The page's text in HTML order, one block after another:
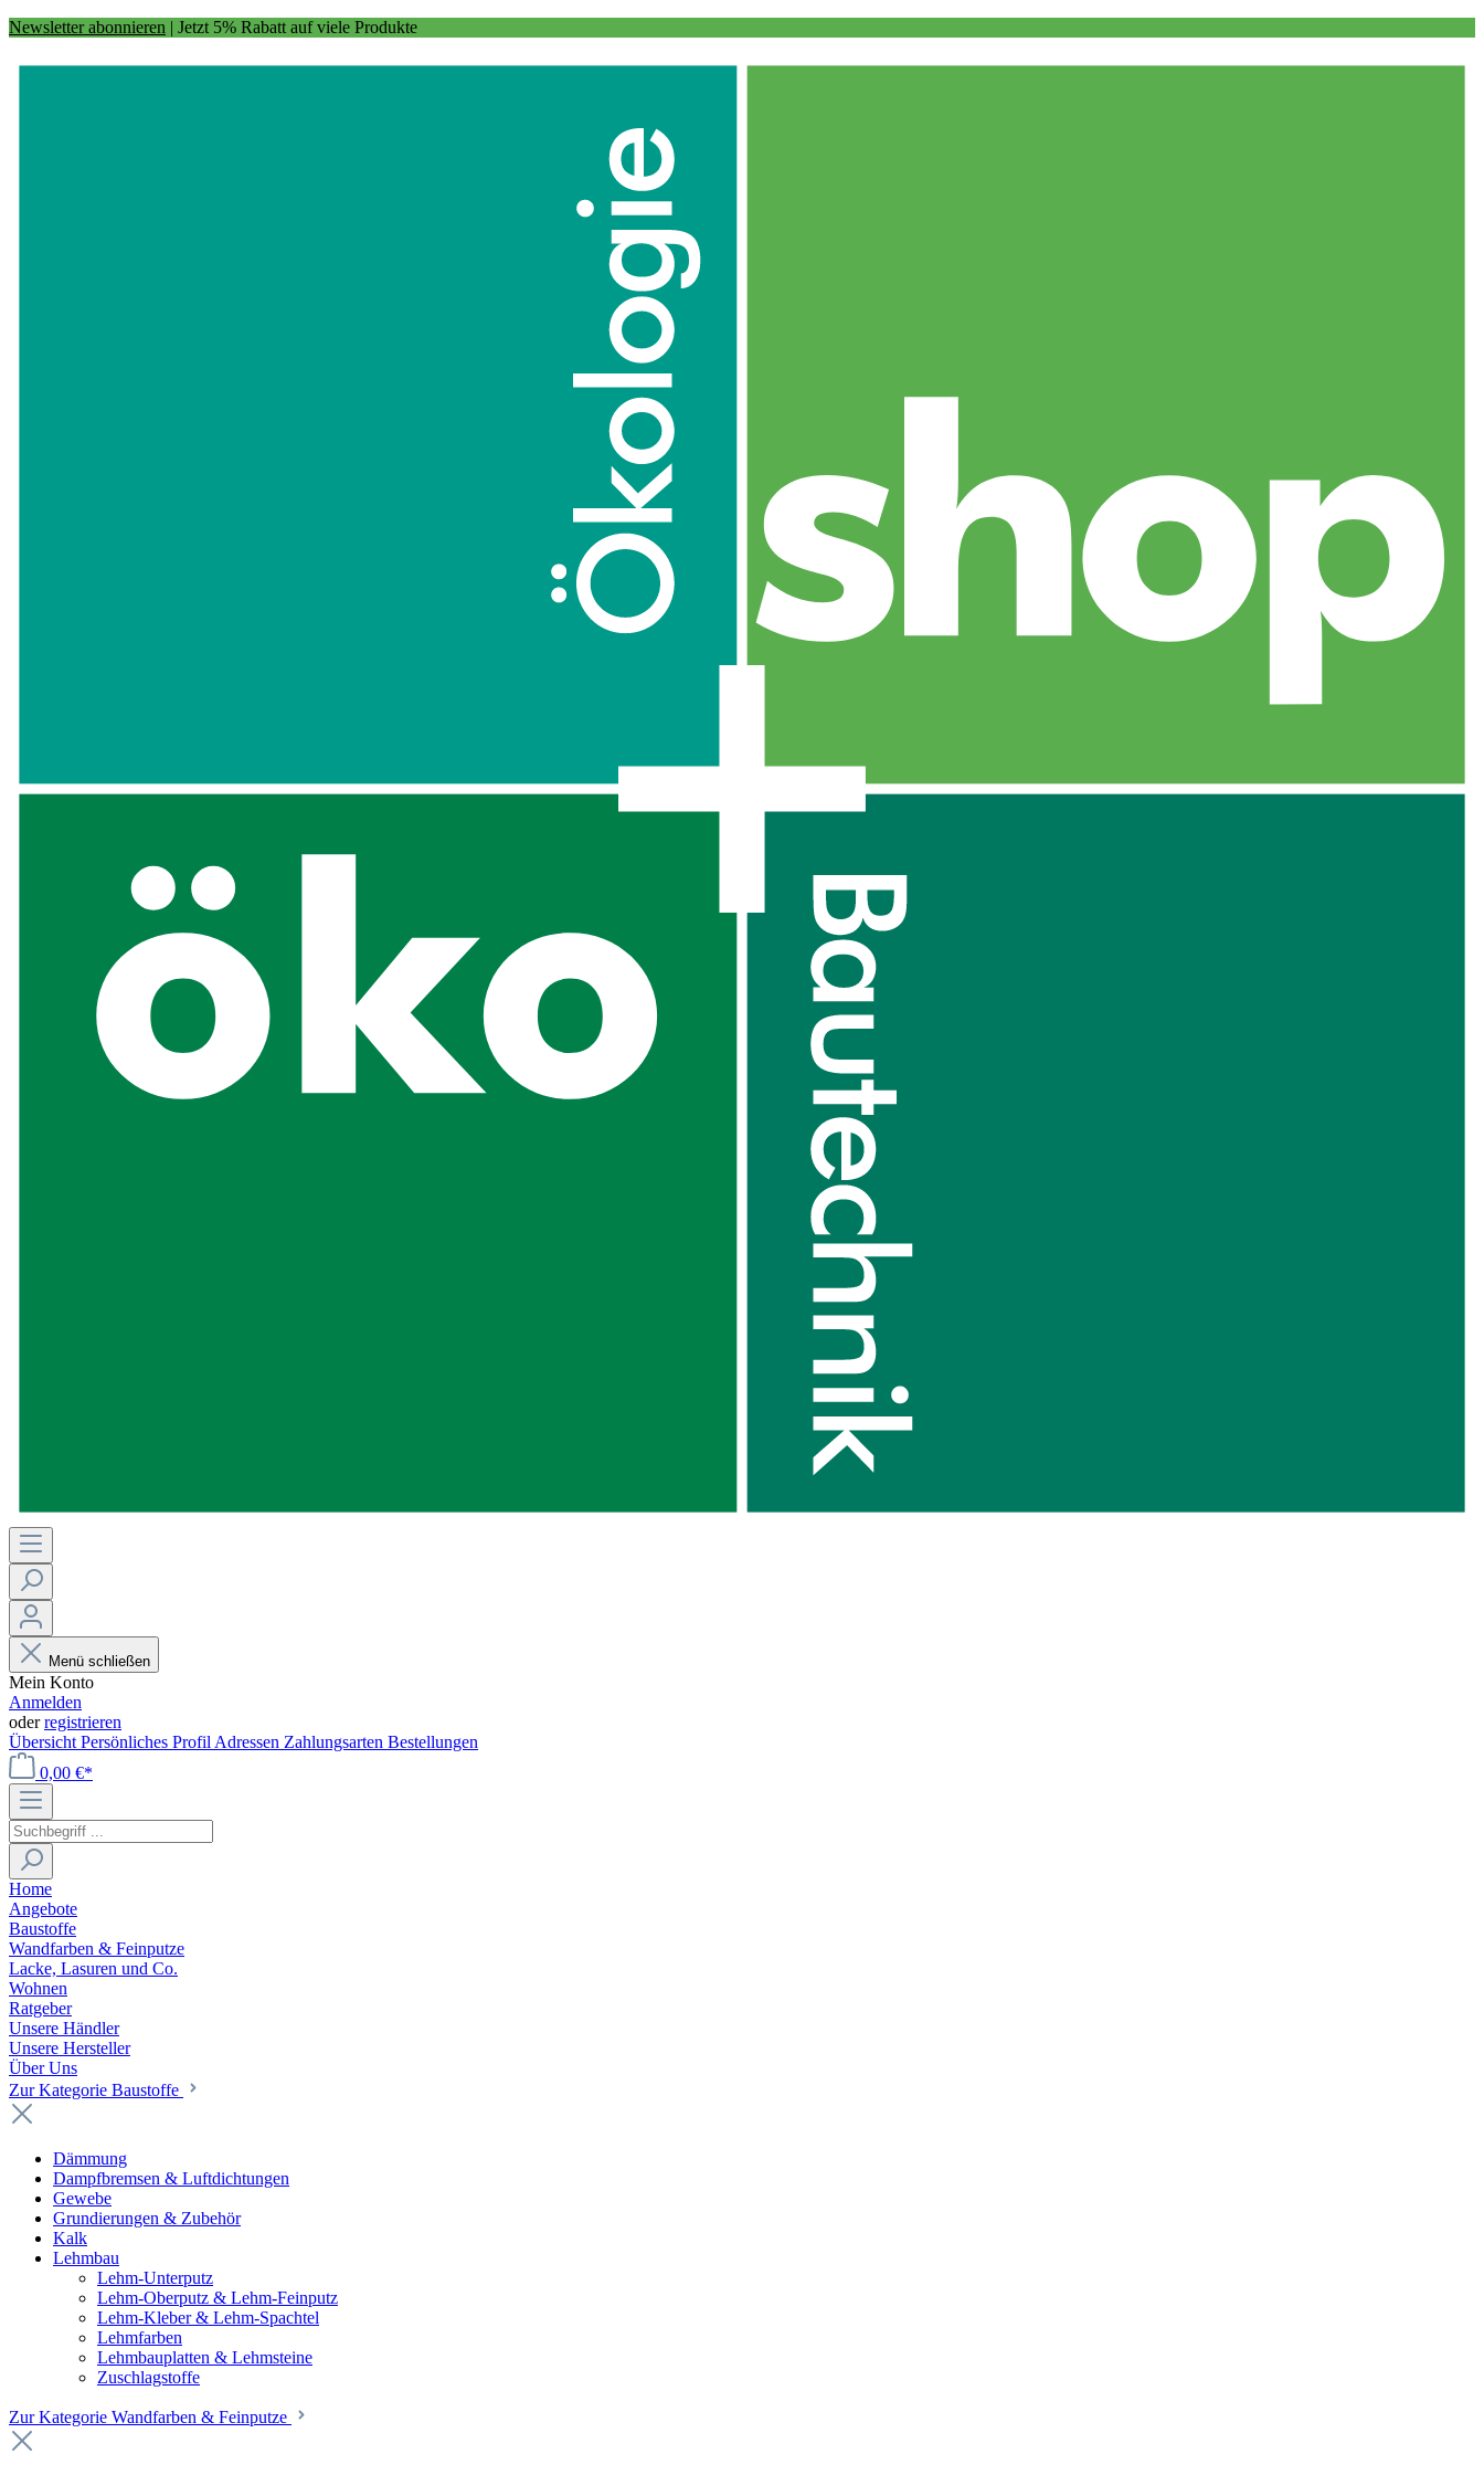
Newsletter abonnieren | Jetzt 5% Rabatt auf viele Produkte
Menü schließen
Mein Konto
Anmelden
oderregistrieren
Übersicht Persönliches Profil Adressen Zahlungsarten Bestellungen
0,00 €*
Home
Angebote
Baustoffe
Wandfarben & Feinputze
Lacke, Lasuren und Co.
Wohnen
Ratgeber
Unsere Händler
Unsere Hersteller
Über Uns
Zur Kategorie Baustoffe
Dämmung
Dampfbremsen & Luftdichtungen
Gewebe
Grundierungen & Zubehör
Kalk
Lehmbau
Lehm-Unterputz
Lehm-Oberputz & Lehm-Feinputz
Lehm-Kleber & Lehm-Spachtel
Lehmfarben
Lehmbauplatten & Lehmsteine
Zuschlagstoffe
Zur Kategorie Wandfarben & Feinputze